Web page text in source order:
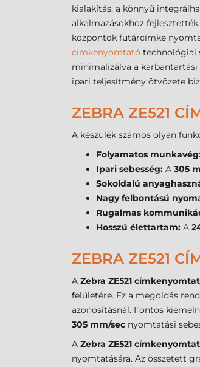
kialakítás, a könnyű
alkalmazásokhoz
központok futárcímke
címkenyomtató technológiai
minimalizálva a
ipari teljesítmény ötvözete
ZEBRA ZE521
A készülék számos olyan
Folyamatos
Ipari sebesség: A 305
Sokoldalú
Nagy felbontású
Rugalmas
Hosszú élettartam: A
ZEBRA ZE521
A Zebra ZE521
felületére. Ez a megoldás
azonosításnál. Fontos
305 mm/sec nyomtatási
A Zebra ZE521
nyomtatására. Az összetett